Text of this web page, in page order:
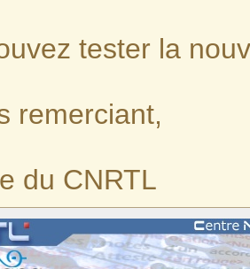
tester la
remerciant,
du CNRTL